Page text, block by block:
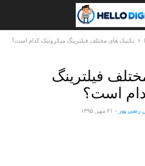
تکنیک های مختلف فیلترینگ میکروتیک کدام است؟
فیلترینگ
است؟
رضی پور - ۲۱ مهر, ۱۳۹۵